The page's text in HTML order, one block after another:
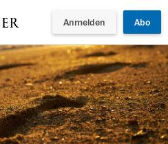
Anmelden Abo